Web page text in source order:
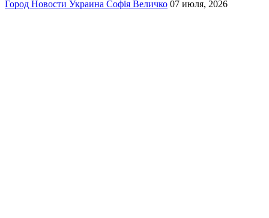
Город Новости Украина Софія Величко 07 июля, 2026